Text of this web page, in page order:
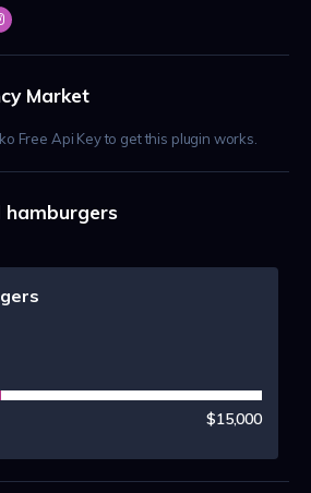
Market
Free Api Key to get this plugin works.
hamburgers
$15,000